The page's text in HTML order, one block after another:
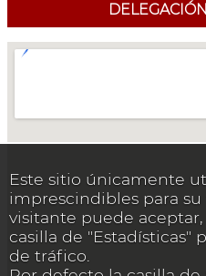
Este sitio únicamente
imprescindibles para
visitante puede
casilla de "Estadísticas"
de tráfico.